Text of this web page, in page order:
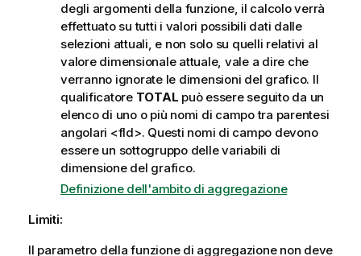
degli argomenti della funzione, il calcolo verrà
effettuato su tutti i valori possibili dati dalle
selezioni attuali, e non solo su quelli relativi al
valore dimensionale attuale, vale a dire che
verranno ignorate le dimensioni del grafico. Il
qualificatore TOTAL può essere seguito da un
elenco di uno o più nomi di campo tra parentesi
angolari <fld>. Questi nomi di campo devono
essere un sottogruppo delle variabili di
dimensione del grafico.
Definizione dell'ambito di aggregazione
Limiti:
Il parametro della funzione di aggregazione non deve